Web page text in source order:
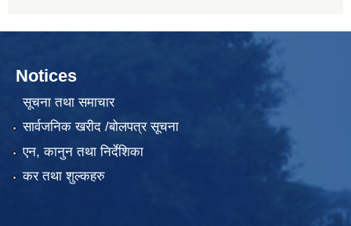
Notices
सूचना तथा समाचार
सार्वजनिक खरीद /बोलपत्र सूचना
एन, कानुन तथा निर्देशिका
कर तथा शुल्कहरु